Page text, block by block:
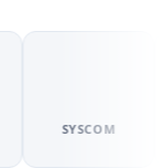
SYSCOM